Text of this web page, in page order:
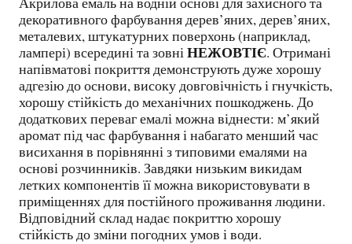
декоративного фарбування дерев’яних, дерев’яних,
металевих, штукатурних поверхонь (наприклад,
лампері) всередині та зовніНЕЖОВТІЄ. Отримані
напівматові покриття демонструють дуже хорошу
адгезію до основи, високу довговічність і гнучкість,
хорошу стійкість до механічних пошкоджень. До
додаткових переваг емалі можна віднести: м’який
аромат під час фарбування і набагато менший час
висихання в порівнянні з типовими емалями на
основі розчинників. Завдяки низьким викидам
летких компонентів її можна використовувати в
приміщеннях для постійного проживання людини.
Відповідний склад надає покриттю хорошу
стійкість до зміни погодних умов і води.